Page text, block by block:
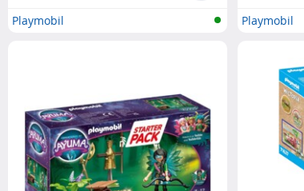
Playmobil Playmobil